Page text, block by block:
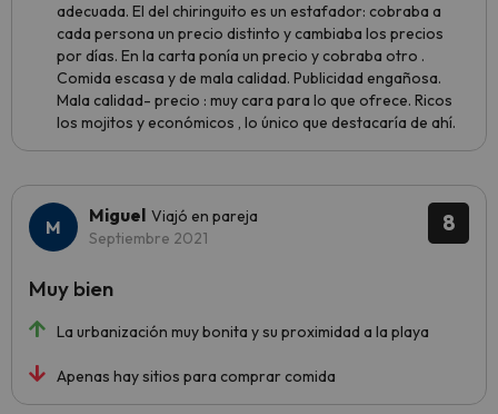
adecuada. El del chiringuito es un estafador: cobraba a
cada persona un precio distinto y cambiaba los precios
por días. En la carta ponía un precio y cobraba otro .
Comida escasa y de mala calidad. Publicidad engañosa.
Mala calidad- precio : muy cara para lo que ofrece. Ricos
los mojitos y económicos , lo único que destacaría de ahí.
8
Miguel Viajó en pareja
Septiembre 2021
La urbanización muy bonita y su proximidad a la playa
Apenas hay sitios para comprar comida
Muy bien